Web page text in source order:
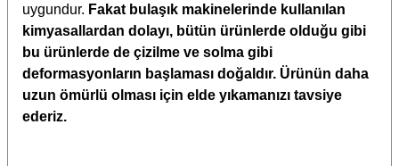
uygundur. Fakat bulaşık makinelerinde kullanılan
kimyasallardan dolayı, bütün ürünlerde olduğu gibi
bu ürünlerde de çizilme ve solma gibi
deformasyonların başlaması doğaldır. Ürünün daha
uzun ömürlü olması için elde yıkamanızı tavsiye
ederiz.